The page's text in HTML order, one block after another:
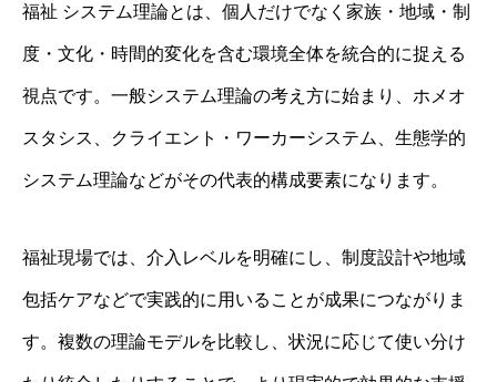
福祉 システム理論とは、個人だけでなく家族・地域・制
度・文化・時間的変化を含む環境全体を統合的に捉える
視点です。一般システム理論の考え方に始まり、ホメオ
スタシス、クライエント・ワーカーシステム、生態学的
システム理論などがその代表的構成要素になります。
福祉現場では、介入レベルを明確にし、制度設計や地域
包括ケアなどで実践的に用いることが成果につながりま
す。複数の理論モデルを比較し、状況に応じて使い分け